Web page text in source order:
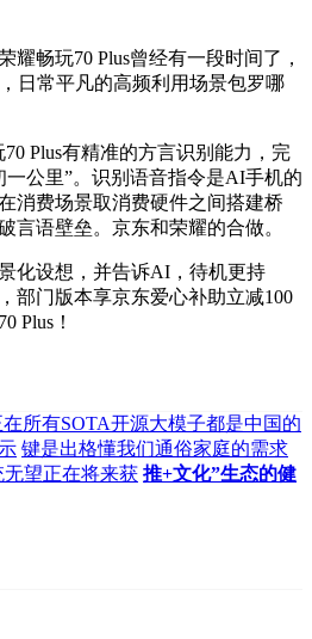
畅玩70 Plus曾经有一段时间了，
日常平凡的高频利用场景包罗哪
Plus有精准的方言识别能力，完
公里”。识别语音指令是AI手机的
消费场景取消费硬件之间搭建桥
言语壁垒。京东和荣耀的合做。
设想，并告诉AI，待机更持
部门版本享京东爱心补助立减100
Plus！
在所有SOTA开源大模子都是中国的
键是出格懂我们通俗家庭的需求
望正在将来获 推+文化”生态的健